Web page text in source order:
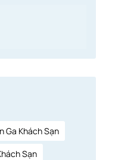
Ga Khách Sạn
Sạn